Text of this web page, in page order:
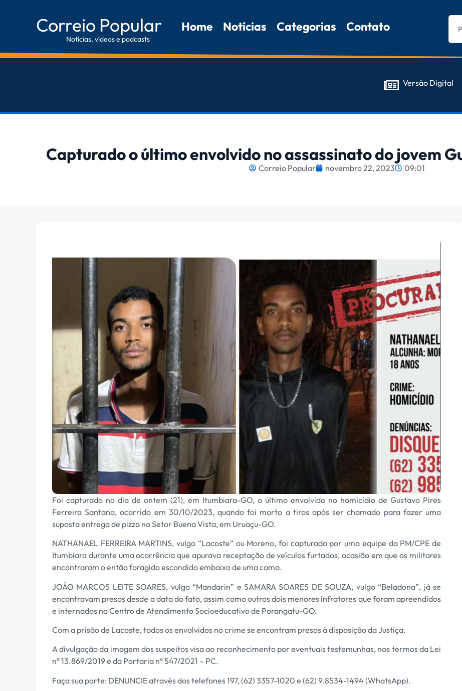
Correio Popular
Notícias, vídeos e podcasts
Home Notícias Categorias Contato
Versão Digital
Capturado o último envolvido no assassinato do jovem
Correio Popular novembro 22, 2023 09:01
Foi capturado no dia de ontem (21), em Itumbiara-GO, o último envolvido no homicídio de Gustavo Pires
Ferreira Santana, ocorrido em 30/10/2023, quando foi morto a tiros após ser chamado para fazer uma
suposta entrega de pizza no Setor Buena Vista, em Uruaçu-GO.
NATHANAEL FERREIRA MARTINS, vulgo “Lacoste” ou Moreno, foi capturado por uma equipe da PM/CPE de
Itumbiara durante uma ocorrência que apurava receptação de veículos furtados, ocasião em que os militares
encontraram o então foragido escondido embaixo de uma cama.
JOÃO MARCOS LEITE SOARES, vulgo “Mandarin” e SAMARA SOARES DE SOUZA, vulgo “Beladona”, já se
encontravam presos desde a data do fato, assim como outros dois menores infratores que foram apreendidos
e internados no Centro de Atendimento Socioeducativo de Porangatu-GO.
Com a prisão de Lacoste, todos os envolvidos no crime se encontram presos à disposição da Justiça.
A divulgação da imagem dos suspeitos visa ao reconhecimento por eventuais testemunhas, nos termos da Lei
n° 13.869/2019 e da Portaria n° 547/2021 – PC.
Faça sua parte: DENUNCIE através dos telefones 197, (62) 3357-1020 e (62) 9.8534-1494 (WhatsApp).